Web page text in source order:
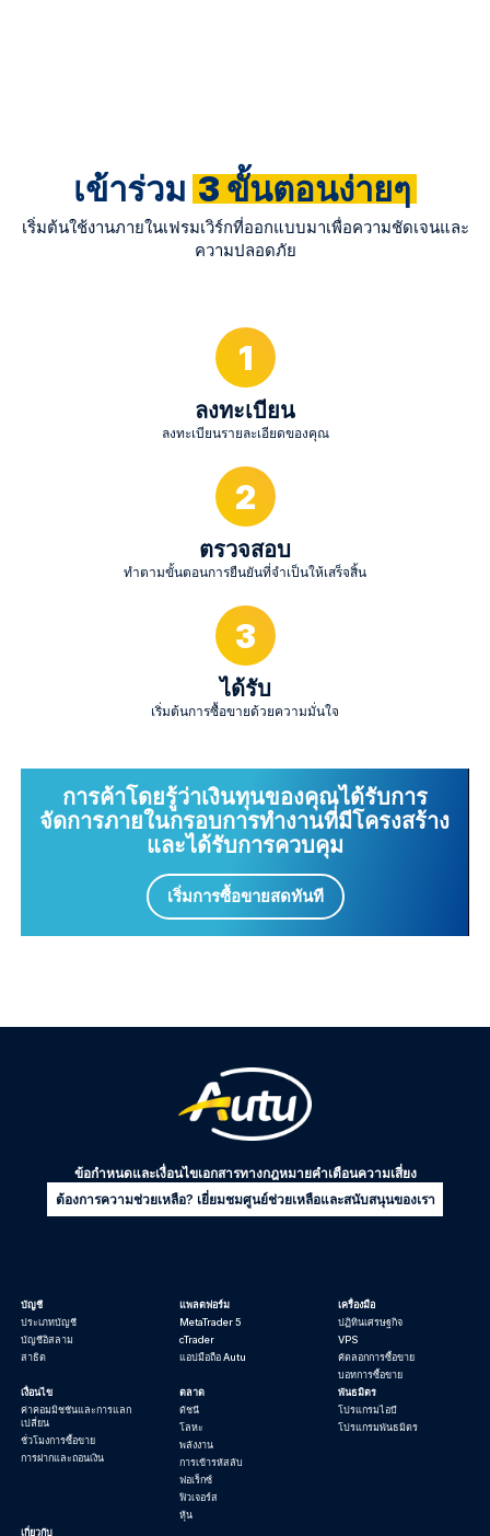
เข้าร่วม 3 ขั้นตอนง่ายๆ
เริ่มต้นใช้งานภายในเฟรมเวิร์กที่ออกแบบมาเพื่อความชัดเจนและ
ความปลอดภัย
1
ลงทะเบียน
ลงทะเบียนรายละเอียดของคุณ
2
ตรวจสอบ
ทำตามขั้นตอนการยืนยันที่จำเป็นให้เสร็จสิ้น
3
ได้รับ
เริ่มต้นการซื้อขายด้วยความมั่นใจ
การค้าโดยรู้ว่าเงินทุนของคุณได้รับการ
จัดการภายในกรอบการทำงานที่มีโครงสร้าง
และได้รับการควบคุม
เริ่มการซื้อขายสดทันที
ข้อกำหนดและเงื่อนไขเอกสารทางกฎหมายคำเตือนความเสี่ยง
ต้องการความช่วยเหลือ? เยี่ยมชมศูนย์ช่วยเหลือและสนับสนุนของเรา
บัญชี
ประเภทบัญชี
บัญชีอิสลาม
สาธิต
แพลตฟอร์ม
MetaTrader 5
cTrader
แอปมือถือ Autu
เครื่องมือ
ปฏิทินเศรษฐกิจ
VPS
คัดลอกการซื้อขาย
บอทการซื้อขาย
เงื่อนไข
ค่าคอมมิชชันและการแลก
เปลี่ยน
ชั่วโมงการซื้อขาย
การฝากและถอนเงิน
ตลาด
ดัชนี
โลหะ
พลังงาน
การเข้ารหัสลับ
ฟอเร็กซ์
ฟิวเจอร์ส
หุ้น
พันธมิตร
โปรแกรมไอบี
โปรแกรมพันธมิตร
เกี่ยวกับ